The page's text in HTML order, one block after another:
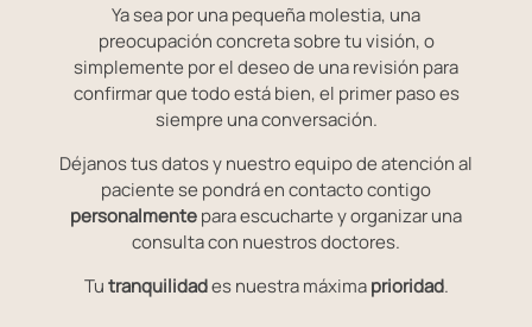
Ya sea por una pequeña molestia, una
preocupación concreta sobre tu visión, o
simplemente por el deseo de una revisión para
confirmar que todo está bien, el primer paso es
siempre una conversación.
Déjanos tus datos y nuestro equipo de atención al
paciente se pondrá en contacto contigo
personalmentepara escucharte y organizar una
consulta con nuestros doctores.
Tutranquilidades nuestra máximaprioridad.